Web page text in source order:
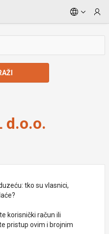
d.o.o.
tko su vlasnici,
korisnički račun ili
pristup ovim i brojnim